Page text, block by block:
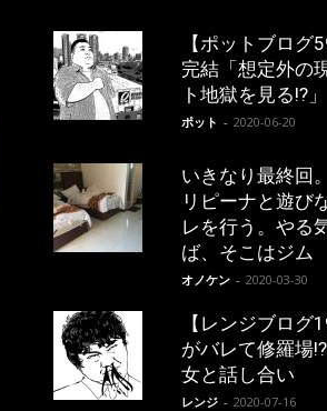
【ポットブログ
完結「想定外の
ト地獄を見る!?」
ポット - 2020-06-20
いきなり最終回
リピーナと遊び
レを行う。やる
ば、そこはジム
オノケン - 2020-03-30
【レンジブログ
がバレて修羅場
女と話し合い
レンジ - 2020-07-16